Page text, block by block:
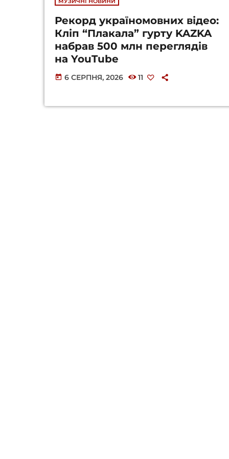
Рекорд україномовних відео:
Кліп “Плакала” гурту KAZKA
набрав 500 млн переглядів
на YouTube
today 6 СЕРПНЯ, 2026 11